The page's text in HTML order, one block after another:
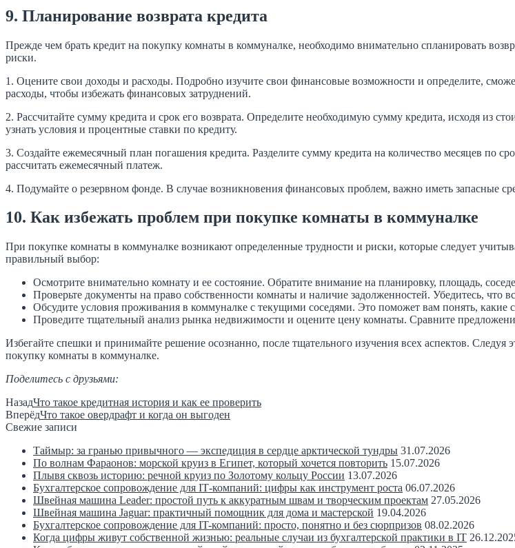
9. Планирование возврата кредита
Прежде чем брать кредит на покупку комнаты в коммуналке, необходимо внимательно спланировать
риски.
1. Оцените свои доходы и расходы. Подробно изучите свои финансовые возможности и определите,
расходы, чтобы избежать финансовых затруднений.
2. Рассчитайте сумму кредита и срок его возврата. Определите необходимую сумму кредита, исходя из
узнать условия и процентные ставки по кредиту.
3. Создайте ежемесячный план погашения кредита. Разделите сумму кредита на количество месяцев по
рассчитать ежемесячный платеж.
4. Подумайте о резервном фонде. В случае возникновения финансовых проблем, важно иметь запасные
10. Как избежать проблем при покупке комнаты в коммуналке
При покупке комнаты в коммуналке возникают определенные трудности и риски, которые следует
правильный выбор:
Осмотрите внимательно комнату и ее состояние. Обратите внимание на планировку, площадь,
Проверьте документы на право собственности комнаты и наличие задолженностей. Убедитесь, что
Обсудите условия проживания в коммуналке с текущими соседями. Это поможет вам понять, какие
Проведите тщательный анализ рынка недвижимости и оцените цену комнаты. Сравните
Избегайте спешки и принимайте решение осознанно, после тщательного изучения всех аспектов.
покупку комнаты в коммуналке.
Поделитесь с друзьями:
НазадЧто такое кредитная история и как ее проверить
ВперёдЧто такое овердрафт и когда он выгоден
Свежие записи
Таймыр: за гранью привычного — экспедиция в сердце арктической тундры 31.07.2026
По волнам Фараонов: морской круиз в Египет, который хочется повторить 15.07.2026
Плывя сквозь историю: речной круиз по Золотому кольцу России 13.07.2026
Бухгалтерское сопровождение для IT‑компаний: цифры как инструмент роста 06.07.2026
Швейная машина Leader: простой путь к аккуратным швам и творческим проектам 27.05.2026
Швейная машина Jaguar: практичный помощник для дома и мастерской 19.04.2026
Бухгалтерское сопровождение для IT-компаний: просто, понятно и без сюрпризов 08.02.2026
Когда цифры живут собственной жизнью: реальные случаи из бухгалтерской практики в IT